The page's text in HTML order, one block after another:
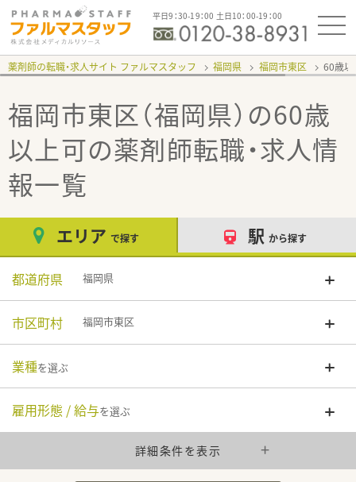
平日9：30-19：00 土日10：00-19：00
薬剤師の転職・求人サイト ファルマスタッフ 福岡県 福岡市東区 60歳
福岡市東区（福岡県）の60歳
以上可の薬剤師転職・求人情
報一覧
エリア で探す 駅 から探す
都道府県 福岡県
市区町村 福岡市東区
業種を選ぶ
雇用形態 / 給与を選ぶ
詳細条件を表示